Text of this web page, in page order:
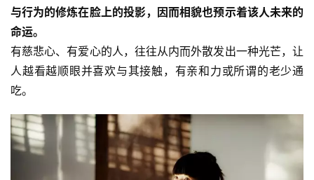
与行为的修炼在脸上的投影，因而相貌也预示着该人未来的
命运。
有慈悲心、有爱心的人，往往从内而外散发出一种光芒，让
人越看越顺眼并喜欢与其接触，有亲和力或所谓的老少通
吃。